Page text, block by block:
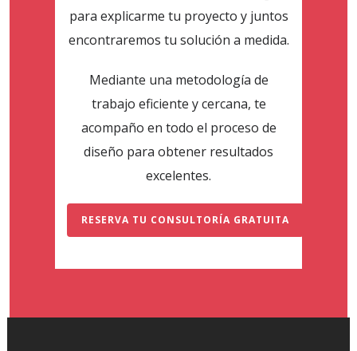
para explicarme tu proyecto y juntos
encontraremos tu solución a medida.
Mediante una metodología de
trabajo eficiente y cercana, te
acompaño en todo el proceso de
diseño para obtener resultados
excelentes.
RESERVA TU CONSULTORÍA GRATUITA